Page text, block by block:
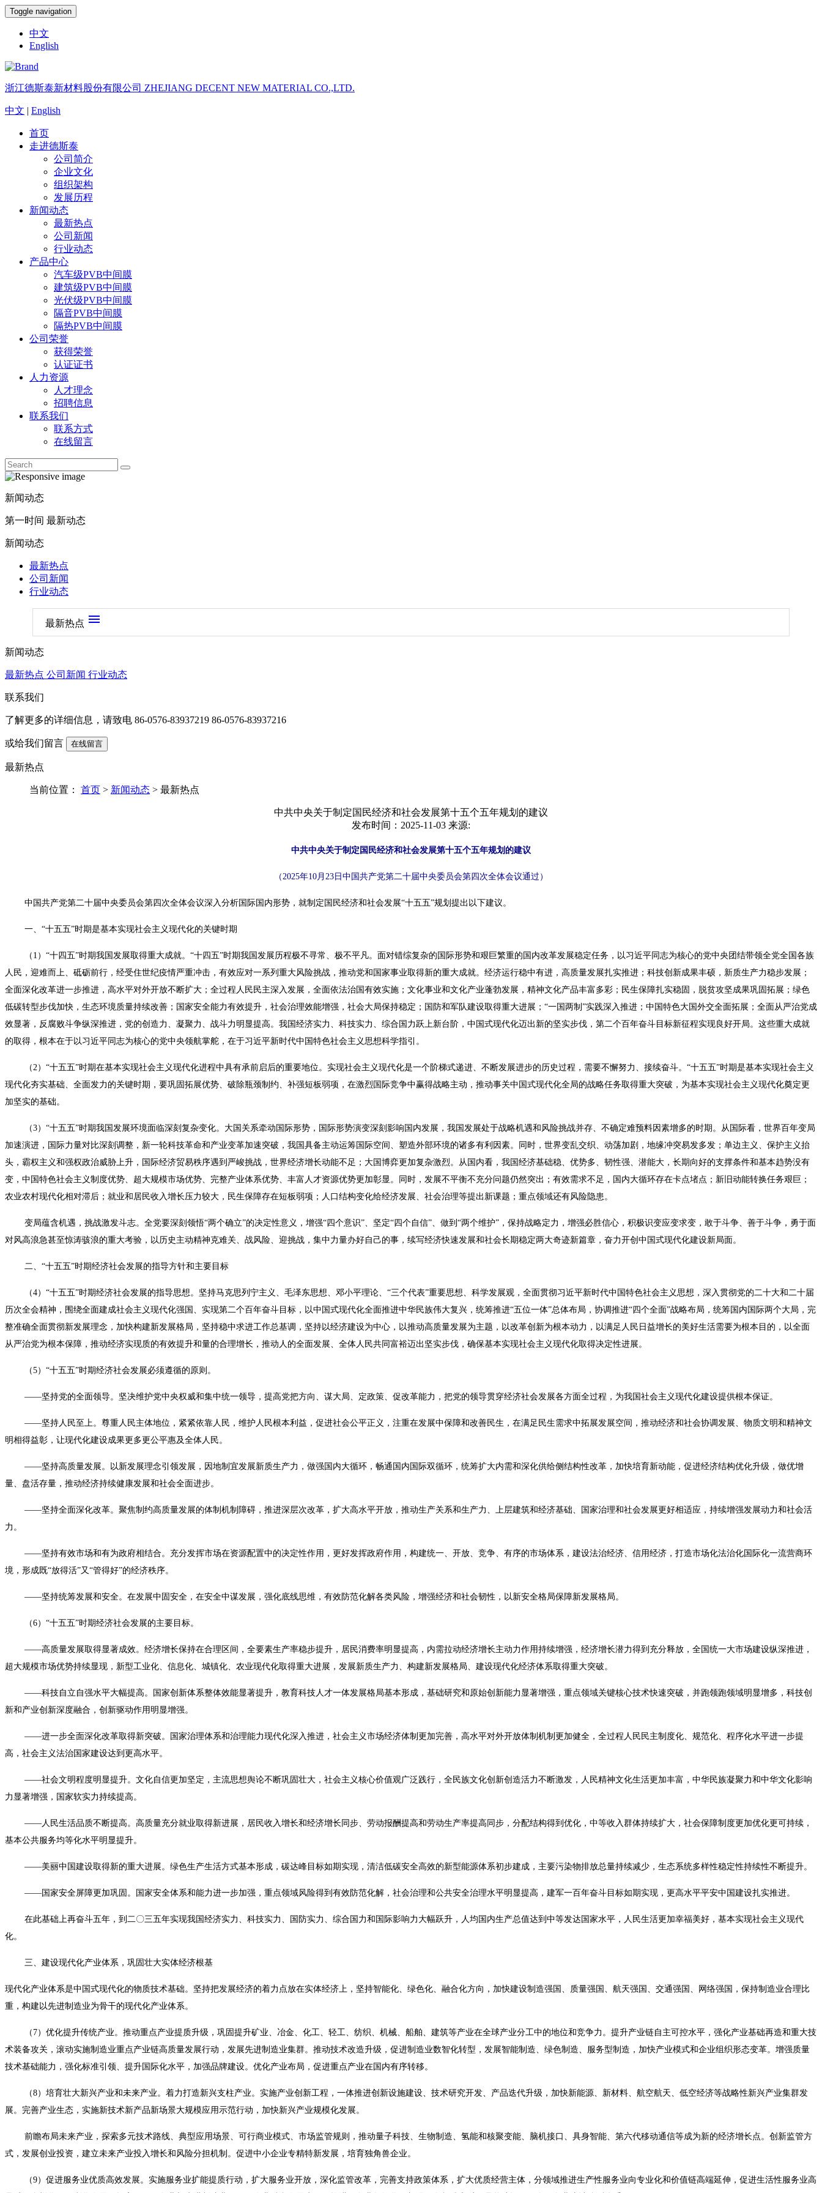
Toggle navigation
中文
English
浙江德斯泰新材料股份有限公司 ZHEJIANG DECENT NEW MATERIAL CO.,LTD.
中文 | English
首页
走进德斯泰
公司简介
企业文化
组织架构
发展历程
新闻动态
最新热点
公司新闻
行业动态
产品中心
汽车级PVB中间膜
建筑级PVB中间膜
光伏级PVB中间膜
隔音PVB中间膜
隔热PVB中间膜
公司荣誉
获得荣誉
认证证书
人力资源
人才理念
招聘信息
联系我们
联系方式
在线留言
新闻动态
第一时间 最新动态
新闻动态
最新热点
公司新闻
行业动态
最新热点 menu
新闻动态
最新热点 公司新闻 行业动态
联系我们
了解更多的详细信息，请致电 86-0576-83937219 86-0576-83937216
或给我们留言 在线留言
最新热点
当前位置： 首页 > 新闻动态 > 最新热点
中共中央关于制定国民经济和社会发展第十五个五年规划的建议
发布时间：2025-11-03 来源:
中共中央关于制定国民经济和社会发展第十五个五年规划的建议
（2025年10月23日中国共产党第二十届中央委员会第四次全体会议通过）
中国共产党第二十届中央委员会第四次全体会议深入分析国际国内形势，就制定国民经济和社会发展“十五五”规划提出以下建议。
一、“十五五”时期是基本实现社会主义现代化的关键时期
（1）“十四五”时期我国发展取得重大成就。“十四五”时期我国发展历程极不寻常、极不平凡。面对错综复杂的国际形势和艰巨繁重的国内改革发展稳定任务，以习近平同志为核心的党中央团结带领全党全国各族
人民，迎难而上、砥砺前行，经受住世纪疫情严重冲击，有效应对一系列重大风险挑战，推动党和国家事业取得新的重大成就。经济运行稳中有进，高质量发展扎实推进；科技创新成果丰硕，新质生产力稳步发展；
全面深化改革进一步推进，高水平对外开放不断扩大；全过程人民民主深入发展，全面依法治国有效实施；文化事业和文化产业蓬勃发展，精神文化产品丰富多彩；民生保障扎实稳固，脱贫攻坚成果巩固拓展；绿色
低碳转型步伐加快，生态环境质量持续改善；国家安全能力有效提升，社会治理效能增强，社会大局保持稳定；国防和军队建设取得重大进展；“一国两制”实践深入推进；中国特色大国外交全面拓展；全面从严治党成
效显著，反腐败斗争纵深推进，党的创造力、凝聚力、战斗力明显提高。我国经济实力、科技实力、综合国力跃上新台阶，中国式现代化迈出新的坚实步伐，第二个百年奋斗目标新征程实现良好开局。这些重大成就
的取得，根本在于以习近平同志为核心的党中央领航掌舵，在于习近平新时代中国特色社会主义思想科学指引。
（2）“十五五”时期在基本实现社会主义现代化进程中具有承前启后的重要地位。实现社会主义现代化是一个阶梯式递进、不断发展进步的历史过程，需要不懈努力、接续奋斗。“十五五”时期是基本实现社会主义
现代化夯实基础、全面发力的关键时期，要巩固拓展优势、破除瓶颈制约、补强短板弱项，在激烈国际竞争中赢得战略主动，推动事关中国式现代化全局的战略任务取得重大突破，为基本实现社会主义现代化奠定更
加坚实的基础。
（3）“十五五”时期我国发展环境面临深刻复杂变化。大国关系牵动国际形势，国际形势演变深刻影响国内发展，我国发展处于战略机遇和风险挑战并存、不确定难预料因素增多的时期。从国际看，世界百年变局
加速演进，国际力量对比深刻调整，新一轮科技革命和产业变革加速突破，我国具备主动运筹国际空间、塑造外部环境的诸多有利因素。同时，世界变乱交织、动荡加剧，地缘冲突易发多发；单边主义、保护主义抬
头，霸权主义和强权政治威胁上升，国际经济贸易秩序遇到严峻挑战，世界经济增长动能不足；大国博弈更加复杂激烈。从国内看，我国经济基础稳、优势多、韧性强、潜能大，长期向好的支撑条件和基本趋势没有
变，中国特色社会主义制度优势、超大规模市场优势、完整产业体系优势、丰富人才资源优势更加彰显。同时，发展不平衡不充分问题仍然突出；有效需求不足，国内大循环存在卡点堵点；新旧动能转换任务艰巨；
农业农村现代化相对滞后；就业和居民收入增长压力较大，民生保障存在短板弱项；人口结构变化给经济发展、社会治理等提出新课题；重点领域还有风险隐患。
变局蕴含机遇，挑战激发斗志。全党要深刻领悟“两个确立”的决定性意义，增强“四个意识”、坚定“四个自信”、做到“两个维护”，保持战略定力，增强必胜信心，积极识变应变求变，敢于斗争、善于斗争，勇于面
对风高浪急甚至惊涛骇浪的重大考验，以历史主动精神克难关、战风险、迎挑战，集中力量办好自己的事，续写经济快速发展和社会长期稳定两大奇迹新篇章，奋力开创中国式现代化建设新局面。
二、“十五五”时期经济社会发展的指导方针和主要目标
（4）“十五五”时期经济社会发展的指导思想。坚持马克思列宁主义、毛泽东思想、邓小平理论、“三个代表”重要思想、科学发展观，全面贯彻习近平新时代中国特色社会主义思想，深入贯彻党的二十大和二十届
历次全会精神，围绕全面建成社会主义现代化强国、实现第二个百年奋斗目标，以中国式现代化全面推进中华民族伟大复兴，统筹推进“五位一体”总体布局，协调推进“四个全面”战略布局，统筹国内国际两个大局，完
整准确全面贯彻新发展理念，加快构建新发展格局，坚持稳中求进工作总基调，坚持以经济建设为中心，以推动高质量发展为主题，以改革创新为根本动力，以满足人民日益增长的美好生活需要为根本目的，以全面
从严治党为根本保障，推动经济实现质的有效提升和量的合理增长，推动人的全面发展、全体人民共同富裕迈出坚实步伐，确保基本实现社会主义现代化取得决定性进展。
（5）“十五五”时期经济社会发展必须遵循的原则。
——坚持党的全面领导。坚决维护党中央权威和集中统一领导，提高党把方向、谋大局、定政策、促改革能力，把党的领导贯穿经济社会发展各方面全过程，为我国社会主义现代化建设提供根本保证。
——坚持人民至上。尊重人民主体地位，紧紧依靠人民，维护人民根本利益，促进社会公平正义，注重在发展中保障和改善民生，在满足民生需求中拓展发展空间，推动经济和社会协调发展、物质文明和精神文
明相得益彰，让现代化建设成果更多更公平惠及全体人民。
——坚持高质量发展。以新发展理念引领发展，因地制宜发展新质生产力，做强国内大循环，畅通国内国际双循环，统筹扩大内需和深化供给侧结构性改革，加快培育新动能，促进经济结构优化升级，做优增
量、盘活存量，推动经济持续健康发展和社会全面进步。
——坚持全面深化改革。聚焦制约高质量发展的体制机制障碍，推进深层次改革，扩大高水平开放，推动生产关系和生产力、上层建筑和经济基础、国家治理和社会发展更好相适应，持续增强发展动力和社会活
力。
——坚持有效市场和有为政府相结合。充分发挥市场在资源配置中的决定性作用，更好发挥政府作用，构建统一、开放、竞争、有序的市场体系，建设法治经济、信用经济，打造市场化法治化国际化一流营商环
境，形成既“放得活”又“管得好”的经济秩序。
——坚持统筹发展和安全。在发展中固安全，在安全中谋发展，强化底线思维，有效防范化解各类风险，增强经济和社会韧性，以新安全格局保障新发展格局。
（6）“十五五”时期经济社会发展的主要目标。
——高质量发展取得显著成效。经济增长保持在合理区间，全要素生产率稳步提升，居民消费率明显提高，内需拉动经济增长主动力作用持续增强，经济增长潜力得到充分释放，全国统一大市场建设纵深推进，
超大规模市场优势持续显现，新型工业化、信息化、城镇化、农业现代化取得重大进展，发展新质生产力、构建新发展格局、建设现代化经济体系取得重大突破。
——科技自立自强水平大幅提高。国家创新体系整体效能显著提升，教育科技人才一体发展格局基本形成，基础研究和原始创新能力显著增强，重点领域关键核心技术快速突破，并跑领跑领域明显增多，科技创
新和产业创新深度融合，创新驱动作用明显增强。
——进一步全面深化改革取得新突破。国家治理体系和治理能力现代化深入推进，社会主义市场经济体制更加完善，高水平对外开放体制机制更加健全，全过程人民民主制度化、规范化、程序化水平进一步提
高，社会主义法治国家建设达到更高水平。
——社会文明程度明显提升。文化自信更加坚定，主流思想舆论不断巩固壮大，社会主义核心价值观广泛践行，全民族文化创新创造活力不断激发，人民精神文化生活更加丰富，中华民族凝聚力和中华文化影响
力显著增强，国家软实力持续提高。
——人民生活品质不断提高。高质量充分就业取得新进展，居民收入增长和经济增长同步、劳动报酬提高和劳动生产率提高同步，分配结构得到优化，中等收入群体持续扩大，社会保障制度更加优化更可持续，
基本公共服务均等化水平明显提升。
——美丽中国建设取得新的重大进展。绿色生产生活方式基本形成，碳达峰目标如期实现，清洁低碳安全高效的新型能源体系初步建成，主要污染物排放总量持续减少，生态系统多样性稳定性持续性不断提升。
——国家安全屏障更加巩固。国家安全体系和能力进一步加强，重点领域风险得到有效防范化解，社会治理和公共安全治理水平明显提高，建军一百年奋斗目标如期实现，更高水平平安中国建设扎实推进。
在此基础上再奋斗五年，到二〇三五年实现我国经济实力、科技实力、国防实力、综合国力和国际影响力大幅跃升，人均国内生产总值达到中等发达国家水平，人民生活更加幸福美好，基本实现社会主义现代
化。
三、建设现代化产业体系，巩固壮大实体经济根基
现代化产业体系是中国式现代化的物质技术基础。坚持把发展经济的着力点放在实体经济上，坚持智能化、绿色化、融合化方向，加快建设制造强国、质量强国、航天强国、交通强国、网络强国，保持制造业合理比
重，构建以先进制造业为骨干的现代化产业体系。
（7）优化提升传统产业。推动重点产业提质升级，巩固提升矿业、冶金、化工、轻工、纺织、机械、船舶、建筑等产业在全球产业分工中的地位和竞争力。提升产业链自主可控水平，强化产业基础再造和重大技
术装备攻关，滚动实施制造业重点产业链高质量发展行动，发展先进制造业集群。推动技术改造升级，促进制造业数智化转型，发展智能制造、绿色制造、服务型制造，加快产业模式和企业组织形态变革。增强质量
技术基础能力，强化标准引领、提升国际化水平，加强品牌建设。优化产业布局，促进重点产业在国内有序转移。
（8）培育壮大新兴产业和未来产业。着力打造新兴支柱产业。实施产业创新工程，一体推进创新设施建设、技术研究开发、产品迭代升级，加快新能源、新材料、航空航天、低空经济等战略性新兴产业集群发
展。完善产业生态，实施新技术新产品新场景大规模应用示范行动，加快新兴产业规模化发展。
前瞻布局未来产业，探索多元技术路线、典型应用场景、可行商业模式、市场监管规则，推动量子科技、生物制造、氢能和核聚变能、脑机接口、具身智能、第六代移动通信等成为新的经济增长点。创新监管方
式，发展创业投资，建立未来产业投入增长和风险分担机制。促进中小企业专精特新发展，培育独角兽企业。
（9）促进服务业优质高效发展。实施服务业扩能提质行动，扩大服务业开放，深化监管改革，完善支持政策体系，扩大优质经营主体，分领域推进生产性服务业向专业化和价值链高端延伸，促进生活性服务业高